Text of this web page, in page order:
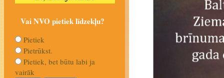
Vai NVO pietiek līdzekļu?
Pietiek
Pietrūkst.
Pietiek, bet būtu labi ja
vairāk